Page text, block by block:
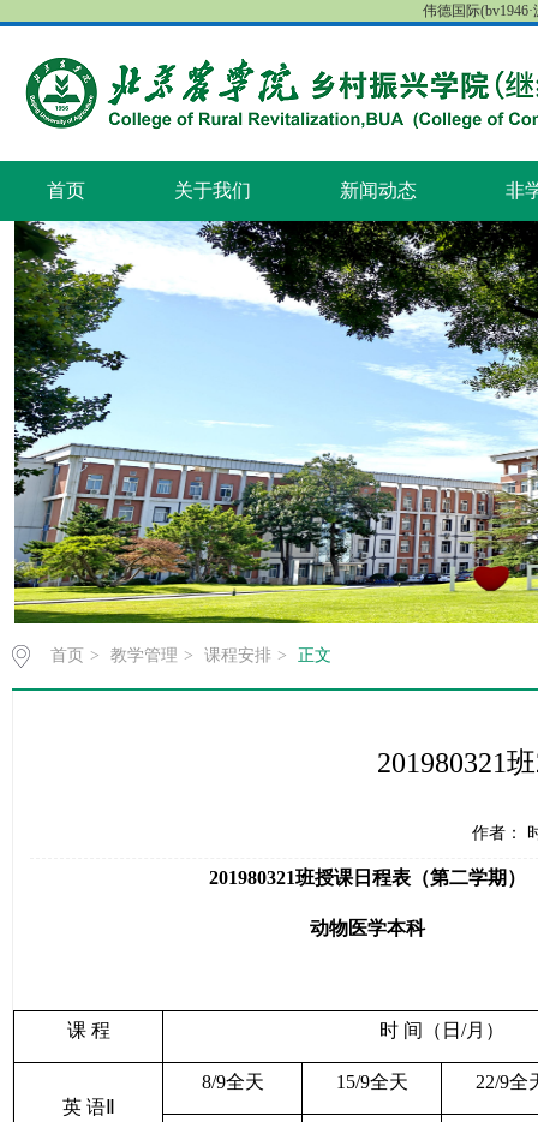
伟德国际
首页 关于我们 新闻动态 非
首页 > 教学管理 > 课程安排 > 正文
201980321
作者：
201980321班授课日程表（第二学期）
动物医学本科
课 程 时 间（日 /月）
英 语Ⅱ
8/9全天 15/9全天 22/9全